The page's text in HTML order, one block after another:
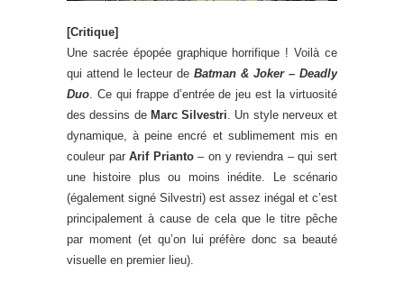
[Critique]
Une sacrée épopée graphique horrifique ! Voilà ce
qui attend le lecteur de Batman & Joker – Deadly
Duo . Ce qui frappe d’entrée de jeu est la virtuosité
des dessins de Marc Silvestri . Un style nerveux et
dynamique, à peine encré et sublimement mis en
couleur parArif Prianto– on y reviendra – qui sert
une histoire plus ou moins inédite. Le scénario
(également signé Silvestri) est assez inégal et c’est
principalement à cause de cela que le titre pêche
par moment (et qu’on lui préfère donc sa beauté
visuelle en premier lieu).